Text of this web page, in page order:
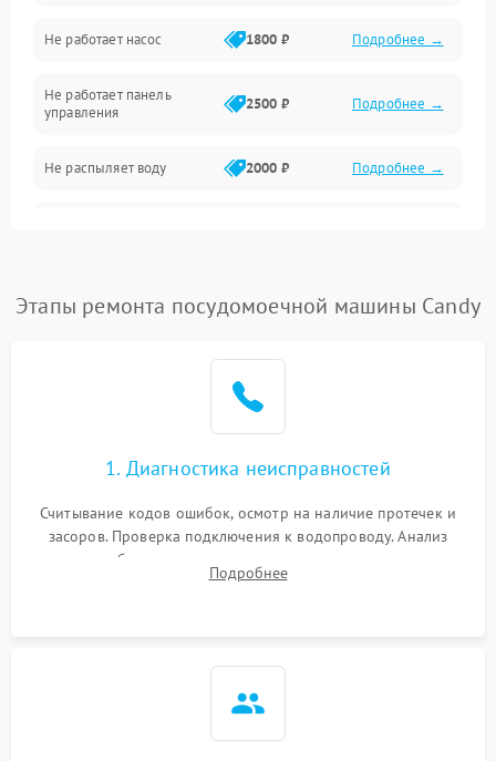
Вода
Гигиена
Программное обеспечение
Не работает насос 1800 ₽ Подробнее →
Не работает панель
управления
2500 ₽ Подробнее →
Не распыляет воду 2000 ₽ Подробнее →
воды
1800 ₽ Подробнее →
Проблемы с
Этапы ремонта посудомоечной машины Candy
1. Диагностика неисправностей
Считывание кодов ошибок, осмотр на наличие протечек и
засоров. Проверка подключения к водопроводу. Анализ
жалоб на отсутствие слива, нагрева, вращения
разбрызгивателей или срабатывание системы защиты
Подробнее